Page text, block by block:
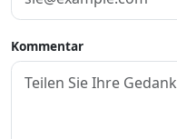
Kommentar